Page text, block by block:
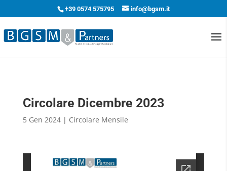
+39 0574 575795 info@bgsm.it
Circolare Dicembre 2023
5 Gen 2024| Circolare Mensile